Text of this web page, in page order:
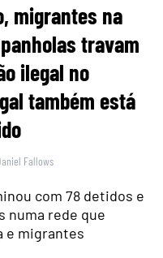
migrantes na
travam
ilegal no
também está
Fallows
com 78 detidos e
numa rede que
e migrantes